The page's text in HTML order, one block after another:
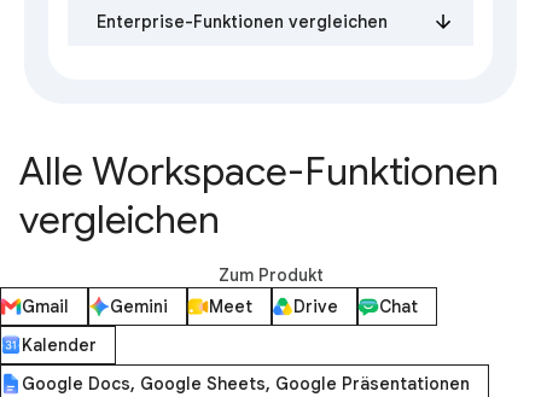
Enterprise-Funktionen vergleichen
Alle Workspace-Funktionen
vergleichen
Zum Produkt
Gmail
Gemini Meet Drive
Chat
Kalender
Google Docs, Google Sheets, Google Präsentationen